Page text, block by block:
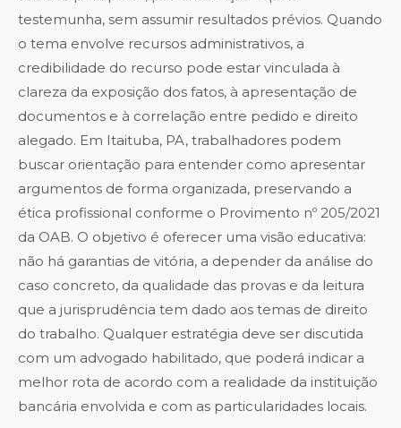
testemunha, sem assumir resultados prévios. Quando
o tema envolve recursos administrativos, a
credibilidade do recurso pode estar vinculada à
clareza da exposição dos fatos, à apresentação de
documentos e à correlação entre pedido e direito
alegado. Em Itaituba, PA, trabalhadores podem
buscar orientação para entender como apresentar
argumentos de forma organizada, preservando a
ética profissional conforme o Provimento nº 205/2021
da OAB. O objetivo é oferecer uma visão educativa:
não há garantias de vitória, a depender da análise do
caso concreto, da qualidade das provas e da leitura
que a jurisprudência tem dado aos temas de direito
do trabalho. Qualquer estratégia deve ser discutida
com um advogado habilitado, que poderá indicar a
melhor rota de acordo com a realidade da instituição
bancária envolvida e com as particularidades locais.